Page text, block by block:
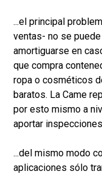
...el principal
ventas- no se
amortiguarse en
que compra
ropa o cosméticos
baratos. La Came
por esto mismo a
aportar
...del mismo modo
aplicaciones sólo